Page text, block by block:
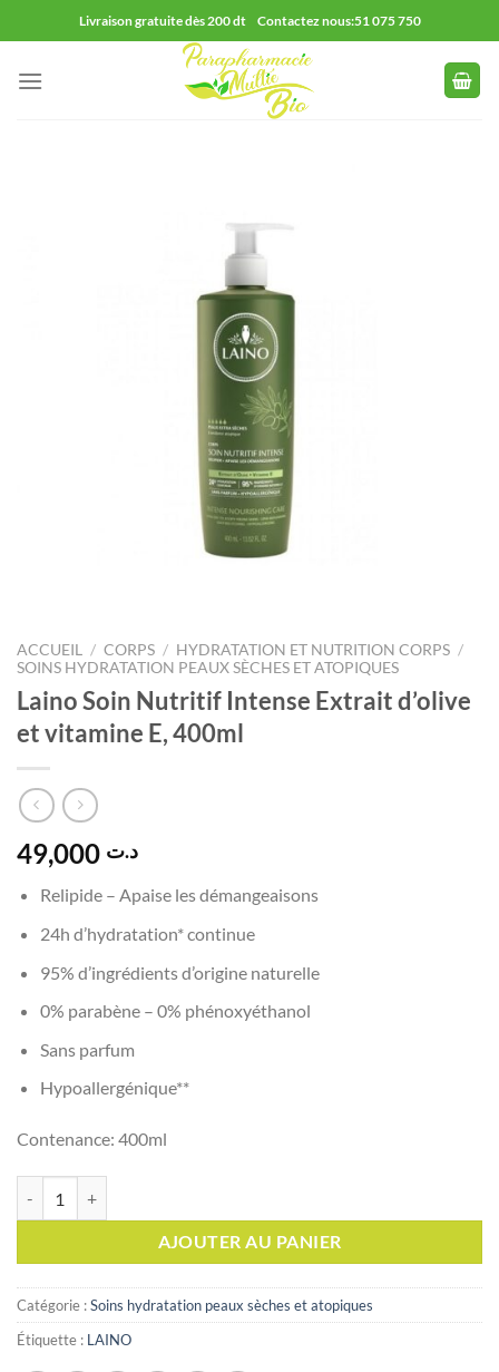
au
contenu
Livraison gratuite dès 200 dt Contactez nous:51 075 750
ACCUEIL / CORPS / HYDRATATION ET NUTRITION CORPS /
SOINS HYDRATATION PEAUX SÈCHES ET ATOPIQUES
Laino Soin Nutritif Intense Extrait d’olive
et vitamine E, 400ml
د.ت
Relipide – Apaise les démangeaisons
24h d’hydratation* continue
95% d’ingrédients d’origine naturelle
0% parabène – 0% phénoxyéthanol
Sans parfum
Hypoallergénique**
Contenance: 400ml
AJOUTER AU PANIER
Catégorie :Soins hydratation peaux sèches et atopiques
Étiquette : LAINO